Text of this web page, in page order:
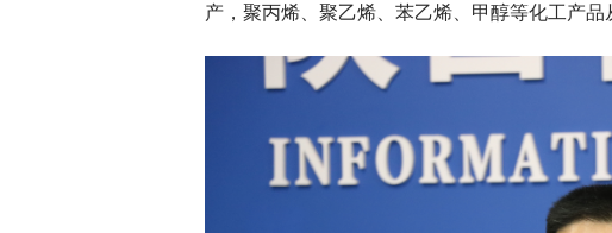
产，聚丙烯、聚乙烯、苯乙烯、甲醇等化工产品